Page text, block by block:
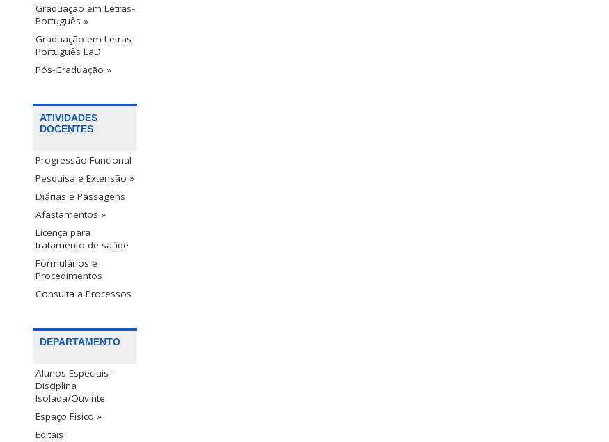
Graduação em Letras-
Português »
Graduação em Letras-
Português EaD
Pós-Graduação »
ATIVIDADES
DOCENTES
Progressão Funcional
Pesquisa e Extensão »
Diárias e Passagens
Afastamentos »
Licença para
tratamento de saúde
Formulários e
Procedimentos
Consulta a Processos
DEPARTAMENTO
Alunos Especiais –
Disciplina
Isolada/Ouvinte
Espaço Físico »
Editais